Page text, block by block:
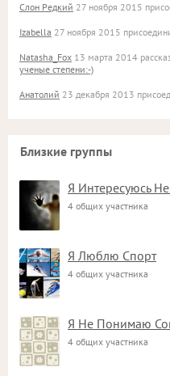
Слон Редкий 27 ноября 2015
Izabella 27 ноября 2015
Natasha_Fox 13 марта 2014
ученые степени:-)
Анатолий 23 декабря 2013
Близкие группы
Я Интересуюсь
4 общих участника
Я Люблю Спорт
4 общих участника
Я Не Понимаю
4 общих участника